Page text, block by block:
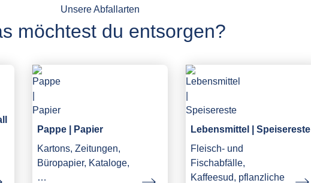
Unsere Abfallarten
möchtest du entsorgen?
Pappe | Papier
Kartons, Zeitungen,
Büropapier, Kataloge,
…
Lebensmittel | Speisereste
Fleisch- und
Fischabfälle,
Kaffeesud, pflanzliche